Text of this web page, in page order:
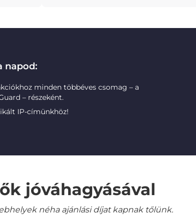
napod:
minden többéves csomag – a
– részeként.
IP-címünkhöz!
jóváhagyásával
néha ajánlási díjat kapnak tőlünk.